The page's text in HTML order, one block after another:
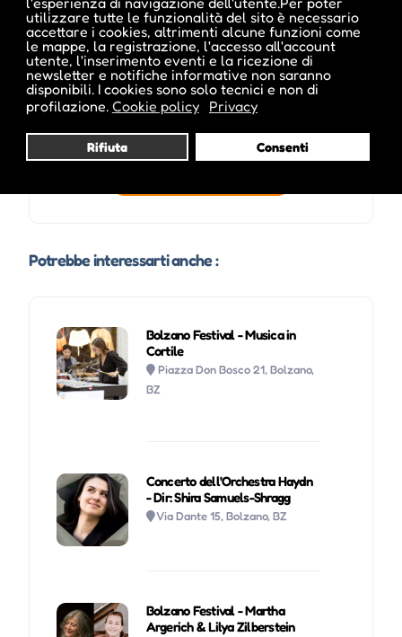
utilizzare tutte le funzionalità del sito è necessario
accettare i cookies, altrimenti alcune funzioni come
le mappe, la registrazione, l'accesso all'account
utente, l'inserimento eventi e la ricezione di
newsletter e notifiche informative non saranno
disponibili. I cookies sono solo tecnici e non di
profilazione. Cookie policy Privacy
Rifiuta Consenti
Potrebbe interessarti anche :
Bolzano Festival - Musica in
Cortile
Piazza Don Bosco 21, Bolzano,
BZ
Concerto dell'Orchestra Haydn
- Dir: Shira Samuels-Shragg
Via Dante 15, Bolzano, BZ
Bolzano Festival - Martha
Argerich & Lilya Zilberstein